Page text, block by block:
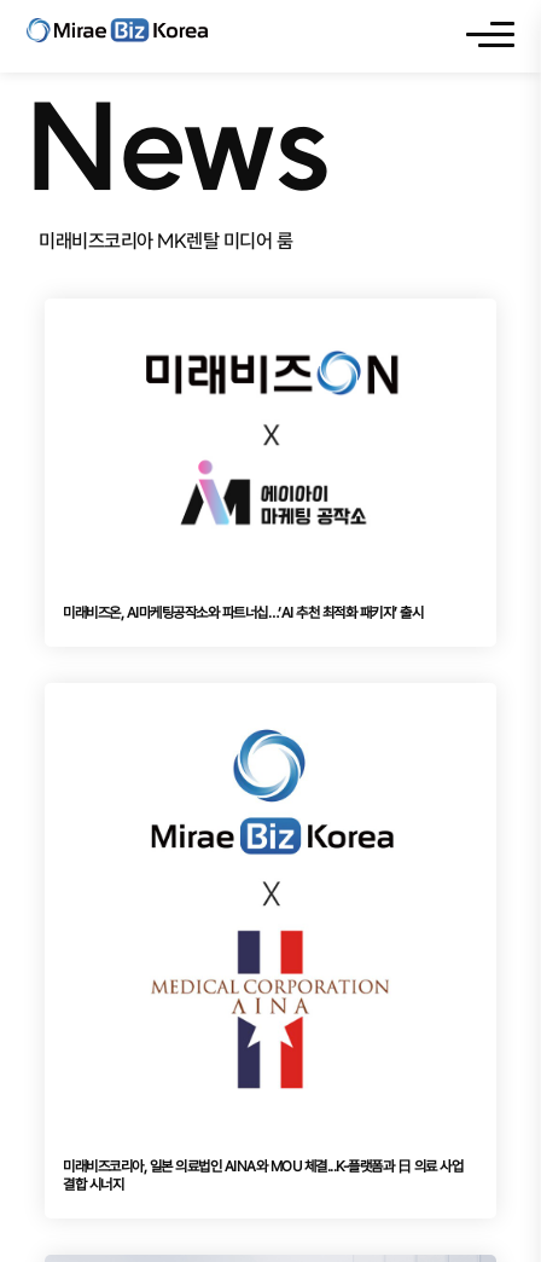
News
미래비즈코리아 MK렌탈 미디어 룸
미래비즈온, AI마케팅공작소와 파트너십…‘AI 추천 최적화 패키지’ 출시
미래비즈코리아, 일본 의료법인 AINA와 MOU 체결...K-플랫폼과 日 의료 사업
결합 시너지